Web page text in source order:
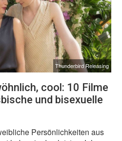
Thunderbird Releasing
cool: 10 Filme
und bisexuelle
Persönlichkeiten aus